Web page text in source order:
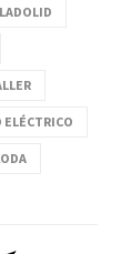
ELÉCTRICO